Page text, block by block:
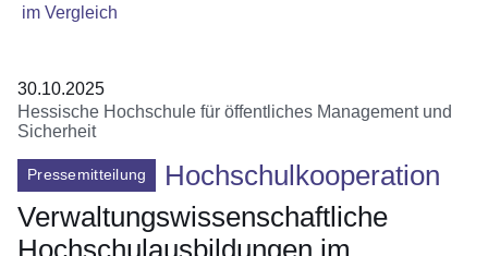
im Vergleich
30.10.2025
Hessische Hochschule für öffentliches Management und
Sicherheit
Pressemitteilung
Hochschulkooperation
Verwaltungswissenschaftliche